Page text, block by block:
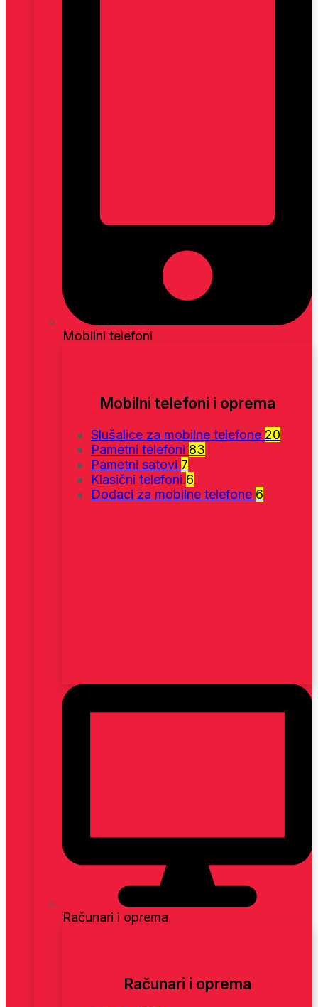
Mobilni telefoni
Mobilni telefoni i oprema
Slušalice za mobilne telefone 20
Pametni telefoni 83
Pametni satovi 7
Klasični telefoni 6
Dodaci za mobilne telefone 6
Računari i oprema
Računari i oprema